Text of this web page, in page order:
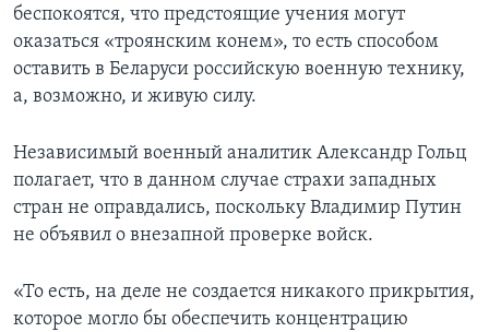
беспокоятся, что предстоящие учения могут
оказаться «троянским конем», то есть способом
оставить в Беларуси российскую военную технику,
а, возможно, и живую силу.
Независимый военный аналитик Александр Гольц
полагает, что в данном случае страхи западных
стран не оправдались, поскольку Владимир Путин
не объявил о внезапной проверке войск.
«То есть, на деле не создается никакого прикрытия,
которое могло бы обеспечить концентрацию